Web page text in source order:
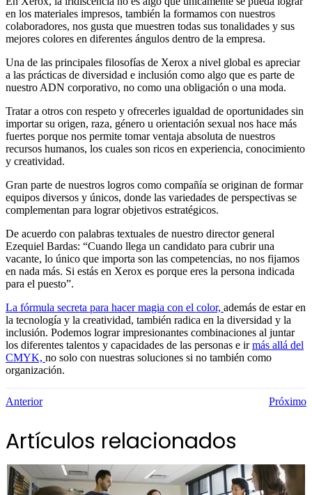
en los materiales impresos, también la formamos con nuestros
colaboradores, nos gusta que muestren todas sus tonalidades y sus
mejores colores en diferentes ángulos dentro de la empresa.
Una de las principales filosofías de Xerox a nivel global es apreciar
a las prácticas de diversidad e inclusión como algo que es parte de
nuestro ADN corporativo, no como una obligación o una moda.
Tratar a otros con respeto y ofrecerles igualdad de oportunidades sin
importar su origen, raza, género u orientación sexual nos hace más
fuertes porque nos permite tomar ventaja absoluta de nuestros
recursos humanos, los cuales son ricos en experiencia, conocimiento
y creatividad.
Gran parte de nuestros logros como compañía se originan de formar
equipos diversos y únicos, donde las variedades de perspectivas se
complementan para lograr objetivos estratégicos.
De acuerdo con palabras textuales de nuestro director general
Ezequiel Bardas: “Cuando llega un candidato para cubrir una
vacante, lo único que importa son las competencias, no nos fijamos
en nada más. Si estás en Xerox es porque eres la persona indicada
para el puesto”.
La fórmula secreta para hacer magia con el color, además de estar en
la tecnología y la creatividad, también radica en la diversidad y la
inclusión. Podemos lograr impresionantes combinaciones al juntar
los diferentes talentos y capacidades de las personas e irmás allá del
CMYK, no solo con nuestras soluciones si no también como
organización.
Anterior Próximo
Artículos relacionados